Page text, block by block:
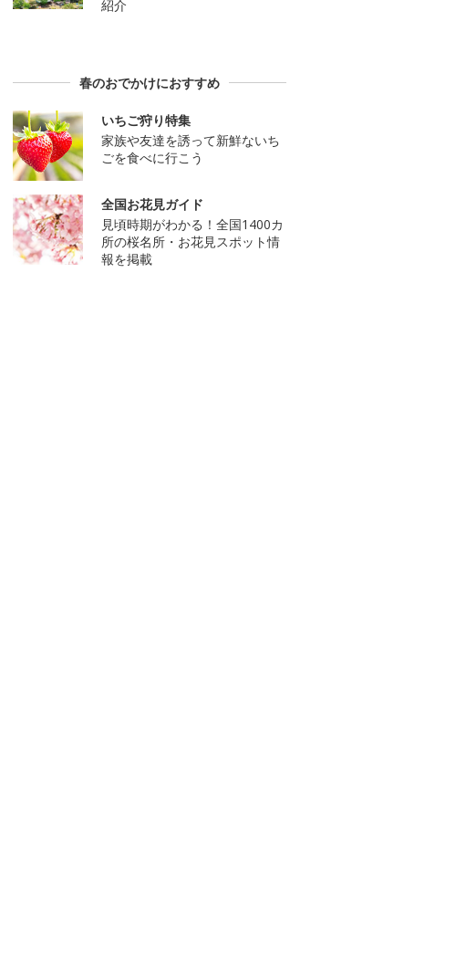
紹介
春のおでかけにおすすめ
いちご狩り特集
家族や友達を誘って新鮮ないち
ごを食べに行こう
全国お花見ガイド
見頃時期がわかる！全国1400カ
所の桜名所・お花見スポット情
報を掲載